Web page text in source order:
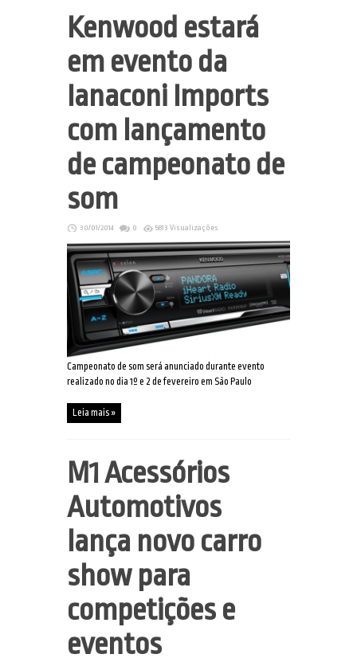
Kenwood estará
em evento da
Ianaconi Imports
com lançamento
de campeonato de
som
30/01/2014 0 5813 Visualizações
Campeonato de som será anunciado durante evento
realizado no dia 1º e 2 de fevereiro em São Paulo
Leia mais »
M1 Acessórios
Automotivos
lança novo carro
show para
competições e
eventos